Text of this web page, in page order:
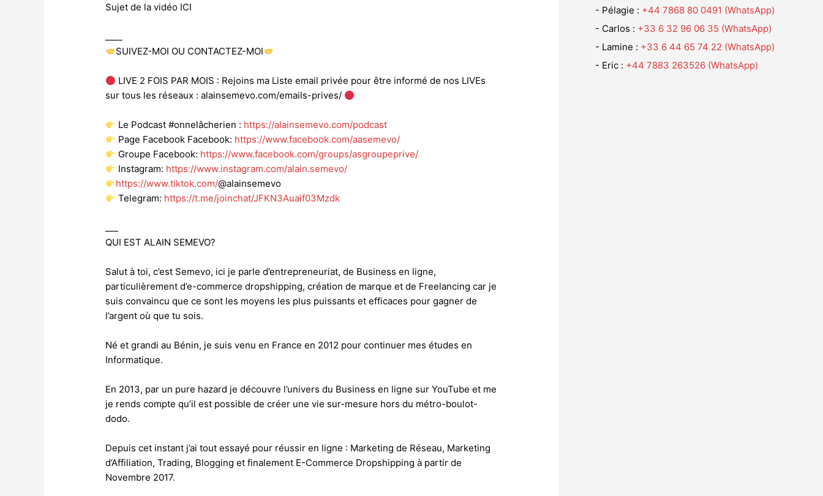
Sujet de la vidéo ICI
SUIVEZ-MOI OU CONTACTEZ-MOI
LIVE 2 FOIS PAR MOIS : Rejoins ma Liste email privée pour être informé de nos LIVEs
sur tous les réseaux : alainsemevo.com/emails-prives/
Le Podcast #onnelâcherien : https://alainsemevo.com/podcast
Page Facebook Facebook: https://www.facebook.com/aasemevo/
Groupe Facebook: https://www.facebook.com/groups/asgroupeprive/
Instagram: https://www.instagram.com/alain.semevo/
https://www.tiktok.com/@alainsemevo
Telegram: https://t.me/joinchat/JFKN3Auaif03Mzdk
QUI EST ALAIN SEMEVO?
Salut à toi, c’est Semevo, ici je parle d’entrepreneuriat, de Business en ligne,
particulièrement d’e-commerce dropshipping, création de marque et de Freelancing car je
suis convaincu que ce sont les moyens les plus puissants et efficaces pour gagner de
l’argent où que tu sois.
Né et grandi au Bénin, je suis venu en France en 2012 pour continuer mes études en
Informatique.
En 2013, par un pure hazard je découvre l’univers du Business en ligne sur YouTube et me
je rends compte qu’il est possible de créer une vie sur-mesure hors du métro-boulot-
dodo.
Depuis cet instant j’ai tout essayé pour réussir en ligne : Marketing de Réseau, Marketing
d’Affiliation, Trading, Blogging et finalement E-Commerce Dropshipping à partir de
Novembre 2017.
- Pélagie : +44 7868 80 0491 (WhatsApp)
- Carlos : +33 6 32 96 06 35 (WhatsApp)
- Lamine : +33 6 44 65 74 22 (WhatsApp)
- Eric : +44 7883 263526 (WhatsApp)